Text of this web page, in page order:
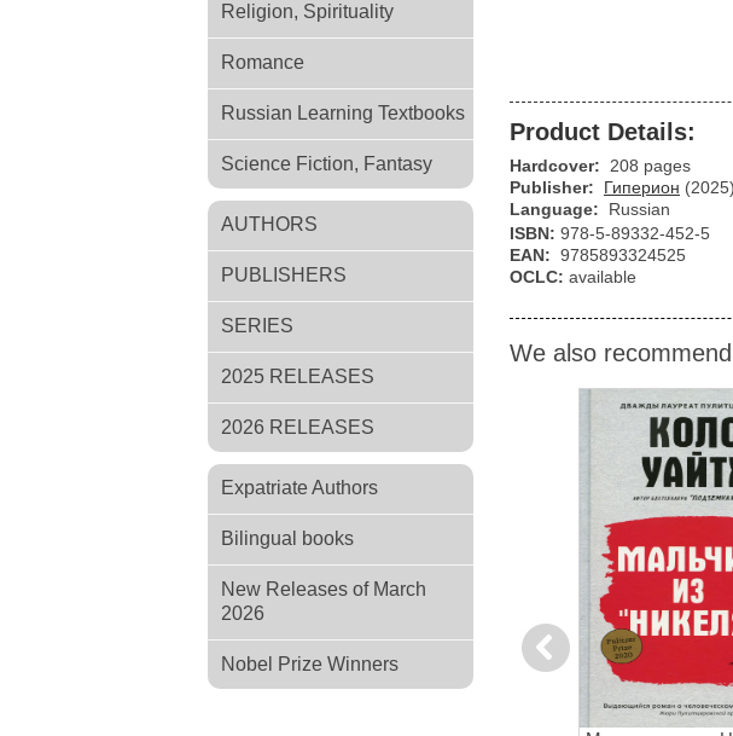
Religion, Spirituality
Romance
Russian Learning Textbooks
Science Fiction, Fantasy
AUTHORS
PUBLISHERS
SERIES
2025 RELEASES
2026 RELEASES
Expatriate Authors
Bilingual books
New Releases of March
2026
Nobel Prize Winners
Product Details:
Hardcover:
208 pages
Publisher:
Гиперион (2025)
Language:
Russian
ISBN: 978-5-89332-452-5
EAN: 9785893324525
OCLC: available
We also recommend
Previous